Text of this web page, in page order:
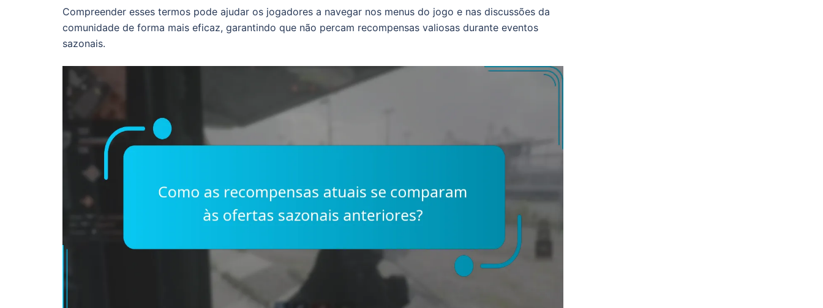
Compreender esses termos pode ajudar os jogadores a navegar nos menus do jogo e nas discussões da
comunidade de forma mais eficaz, garantindo que não percam recompensas valiosas durante eventos
sazonais.